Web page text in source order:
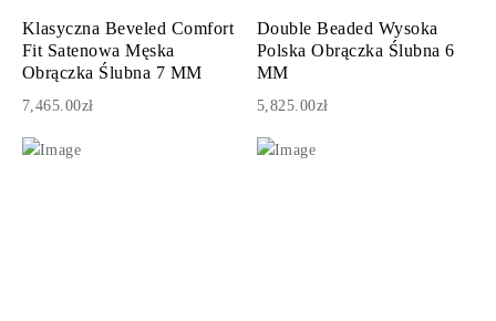
Klasyczna Beveled Comfort
Fit Satenowa Męska
Obrączka Ślubna 7 MM
7,465.00zł
Double Beaded Wysoka
Polska Obrączka Ślubna 6
MM
5,825.00zł